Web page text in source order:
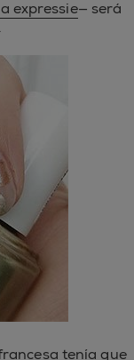
expressie— será
tenía que